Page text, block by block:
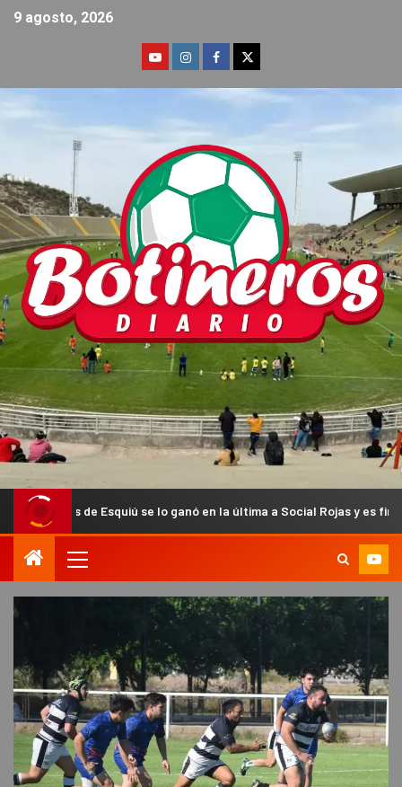
9 agosto, 2026
Esquiú se lo ganó en la última a Social Rojas y es finalista del Anual